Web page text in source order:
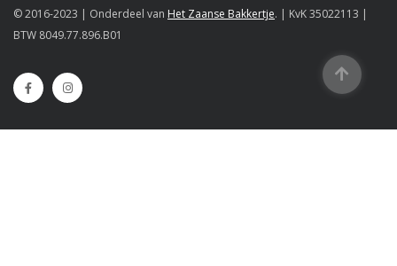
© 2016-2023 | Onderdeel van Het Zaanse Bakkertje. | KvK 35022113 |
BTW 8049.77.896.B01